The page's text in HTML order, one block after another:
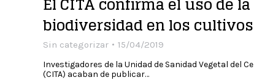
biodiversidad en los cultivos
Sin categorizar 15/04/2019
Investigadores de la Unidad de Sanidad Vegetal del
(CITA) acaban de publicar…